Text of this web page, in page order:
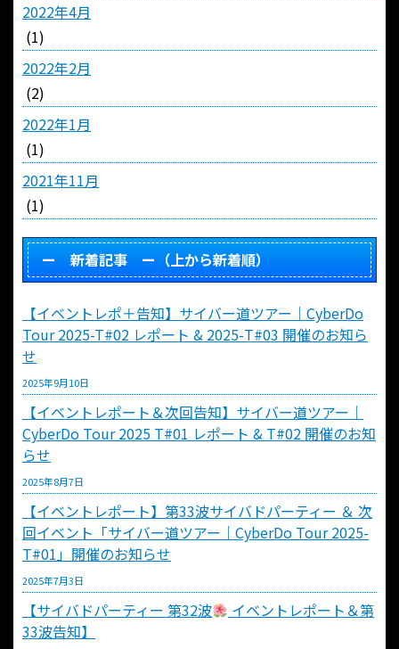
2022年4月
(1)
2022年2月
(2)
2022年1月
(1)
2021年11月
(1)
ー 新着記事 ー（上から新着順）
【イベントレポ＋告知】サイバー道ツアー｜CyberDo
Tour 2025-T#02 レポート & 2025-T#03 開催のお知ら
せ
2025年9月10日
【イベントレポート＆次回告知】サイバー道ツアー｜
CyberDo Tour 2025 T#01 レポート & T#02 開催のお知
らせ
2025年8月7日
【イベントレポート】第33波サイバドパーティー ＆ 次
回イベント「サイバー道ツアー｜CyberDo Tour 2025-
T#01」開催のお知らせ
2025年7月3日
【サイバドパーティー 第32波
イベントレポート＆第
33波告知】